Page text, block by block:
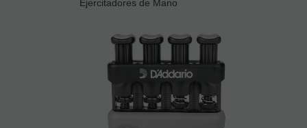
Ejercitadores de Mano